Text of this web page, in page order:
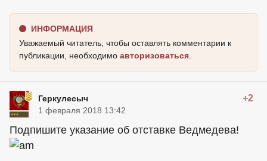
ИНФОРМАЦИЯ
Уважаемый читатель, чтобы оставлять комментарии к
публикации, необходимо авторизоваться
Геркулесыч +2
1 февраля 2018 13:42
Подпишите указание об отставке Ведмедева!